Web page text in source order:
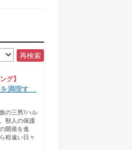
再検索
グ】
を満喫す
の三男?ハル
獣人の保護
開発を進
程遠い日々